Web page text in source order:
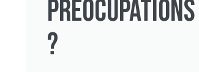
préocupations
?